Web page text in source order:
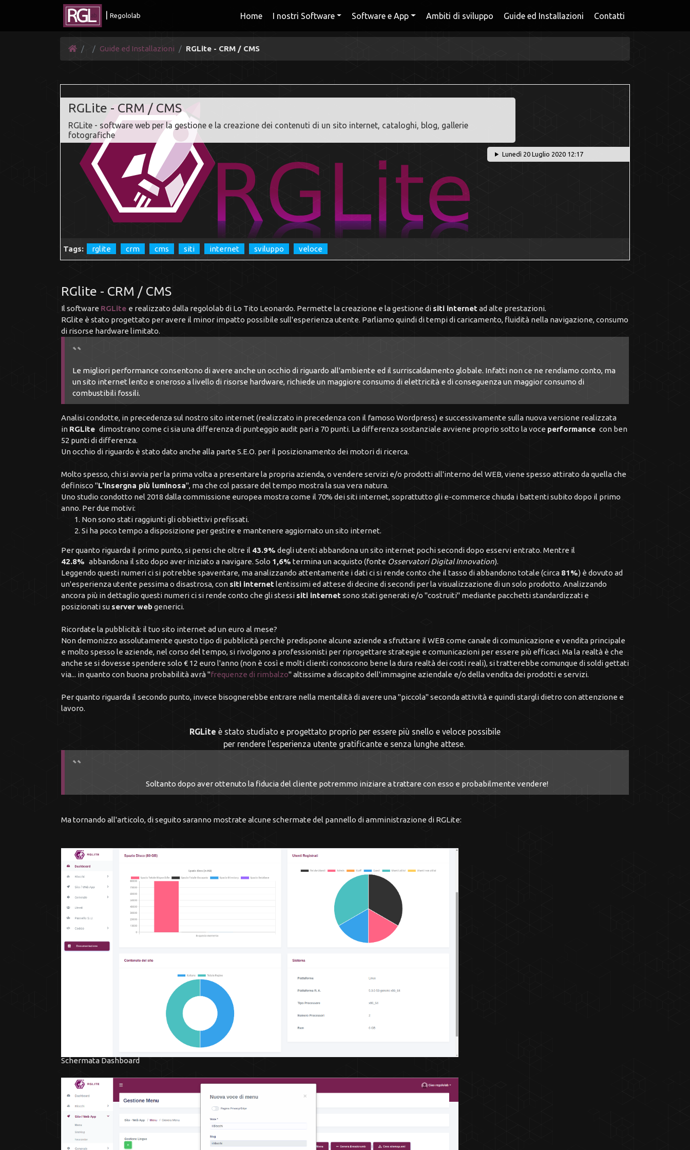
|Regololab Home I nostri Software Software e App Ambiti di sviluppo Guide ed Installazioni Contatti
Guide ed Installazioni RGLite - CRM / CMS
RGLite - CRM / CMS
RGLite - software web per la gestione e la creazione dei contenuti di un sito internet, cataloghi, blog, gallerie
fotografiche
Lunedì 20 Luglio 2020 12:17
Tags: rglite crm cms siti internet sviluppo veloce
RGlite - CRM / CMS
Il software RGLite e realizzato dalla regololab di Lo Tito Leonardo. Permette la creazione e la gestione di siti internet ad alte prestazioni.
RGlite è stato progettato per avere il minor impatto possibile sull'esperienza utente. Parliamo quindi di tempi di caricamento, fluidità nella navigazione, consumo
di risorse hardware limitato.
Le migliori performance consentono di avere anche un occhio di riguardo all'ambiente ed il surriscaldamento globale. Infatti non ce ne rendiamo conto, ma
un sito internet lento e oneroso a livello di risorse hardware, richiede un maggiore consumo di elettricità e di conseguenza un maggior consumo di
combustibili fossili.
Analisi condotte, in precedenza sul nostro sito internet (realizzato in precedenza con il famoso Wordpress) e successivamente sulla nuova versione realizzata
in RGLite dimostrano come ci sia una differenza di punteggio audit pari a 70 punti. La differenza sostanziale avviene proprio sotto la voce performance con ben
52 punti di differenza.
Un occhio di riguardo è stato dato anche alla parte S.E.O. per il posizionamento dei motori di ricerca.
Molto spesso, chi si avvia per la prima volta a presentare la propria azienda, o vendere servizi e/o prodotti all'interno del WEB, viene spesso attirato da quella che
definisco "L'insergna più luminosa", ma che col passare del tempo mostra la sua vera natura.
Uno studio condotto nel 2018 dalla commissione europea mostra come il 70% dei siti internet, soprattutto gli e-commerce chiuda i battenti subito dopo il primo
anno. Per due motivi:
Non sono stati raggiunti gli obbiettivi prefissati.
Si ha poco tempo a disposizione per gestire e mantenere aggiornato un sito internet.
Per quanto riguarda il primo punto, si pensi che oltre il 43.9% degli utenti abbandona un sito internet pochi secondi dopo esservi entrato. Mentre il
42.8% abbandona il sito dopo aver iniziato a navigare. Solo 1,6% termina un acquisto (fonte Osservatori Digital Innovation).
Leggendo questi numeri ci si potrebbe spaventare, ma analizzando attentamente i dati ci si rende conto che il tasso di abbandono totale (circa 81%) è dovuto ad
un'esperienza utente pessima o disastrosa, con siti internet lentissimi ed attese di decine di secondi per la visualizzazione di un solo prodotto. Analizzando
ancora più in dettaglio questi numeri ci si rende conto che gli stessi siti internet sono stati generati e/o "costruiti" mediante pacchetti standardizzati e
posizionati su server webgenerici.
Ricordate la pubblicità: il tuo sito internet ad un euro al mese?
Non demonizzo assolutamente questo tipo di pubblicità perchè predispone alcune aziende a sfruttare il WEB come canale di comunicazione e vendita principale
e molto spesso le aziende, nel corso del tempo, si rivolgono a professionisti per riprogettare strategie e comunicazioni per essere più efficaci. Ma la realtà è che
anche se si dovesse spendere solo € 12 euro l'anno (non è così e molti clienti conoscono bene la dura realtà dei costi reali), si tratterebbe comunque di soldi gettati
via... in quanto con buona probabilità avrà "frequenze di rimbalzo" altissime a discapito dell'immagine aziendale e/o della vendita dei prodotti e servizi.
Per quanto riguarda il secondo punto, invece bisognerebbe entrare nella mentalità di avere una "piccola" seconda attività e quindi stargli dietro con attenzione e
lavoro.
RGLite è stato studiato e progettato proprio per essere più snello e veloce possibile
per rendere l'esperienza utente gratificante e senza lunghe attese.
Soltanto dopo aver ottenuto la fiducia del cliente potremmo iniziare a trattare con esso e probabilmente vendere!
Ma tornando all'articolo, di seguito saranno mostrate alcune schermate del pannello di amministrazione di RGLite:
Schermata Dashboard